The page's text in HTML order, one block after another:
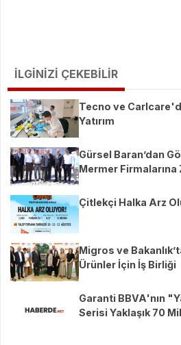
İLGİNİZİ ÇEKEBİLİR
Tecno ve
Yatırım
Gürsel Baran’dan
Mermer
Çitlekçi Halka Arz
Migros ve
Ürünler İçin İş Birliği
Garanti BBVA'nın
Serisi Yaklaşık 70